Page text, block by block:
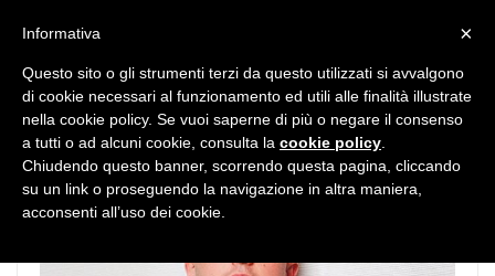
×
Informativa
Questo sito o gli strumenti terzi da questo utilizzati si avvalgono
di cookie necessari al funzionamento ed utili alle finalità illustrate
nella cookie policy. Se vuoi saperne di più o negare il consenso
a tutti o ad alcuni cookie, consulta la cookie policy
Chiudendo questo banner, scorrendo questa pagina, cliccando
su un link o proseguendo la navigazione in altra maniera,
acconsenti all’uso dei cookie.